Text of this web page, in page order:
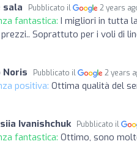
sala Pubblicato il 2 years
fantastica: I migliori in tutta
Soprattuto per i voli di
Noris Pubblicato il 2 years
positiva: Ottima qualità del
Ivanishchuk Pubblicato il
fantastica: Ottimo, sono